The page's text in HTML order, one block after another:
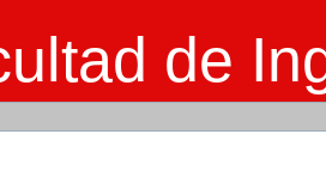
de